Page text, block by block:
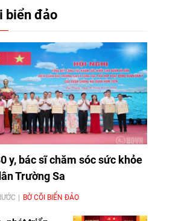
biển đảo
y, bác sĩ chăm sóc sức khỏe
Trường Sa
BỜ CÕI BIỂN ĐẢO